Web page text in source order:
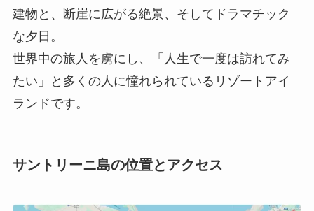
建物と、断崖に広がる絶景、そしてドラマチック
な夕日。
世界中の旅人を虜にし、「人生で一度は訪れてみ
たい」と多くの人に憧れられているリゾートアイ
ランドです。
サントリーニ島の位置とアクセス